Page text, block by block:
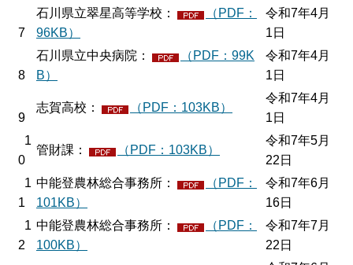
7
石川県立翠星高等学校：
（PDF：
96KB）
令和7年4月
1日
8
石川県立中央病院：
（PDF：99K
B）
令和7年4月
1日
9
志賀高校： （PDF：103KB）
令和7年4月
1日
1
0
管財課： （PDF：103KB）
令和7年5月
22日
1
1
中能登農林総合事務所：
（PDF：
101KB）
令和7年6月
16日
1
2
中能登農林総合事務所：
（PDF：
100KB）
令和7年7月
22日